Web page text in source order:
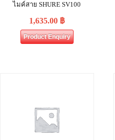
ไมค์สาย SHURE SV100
1,635.00 ฿
Product Enquiry